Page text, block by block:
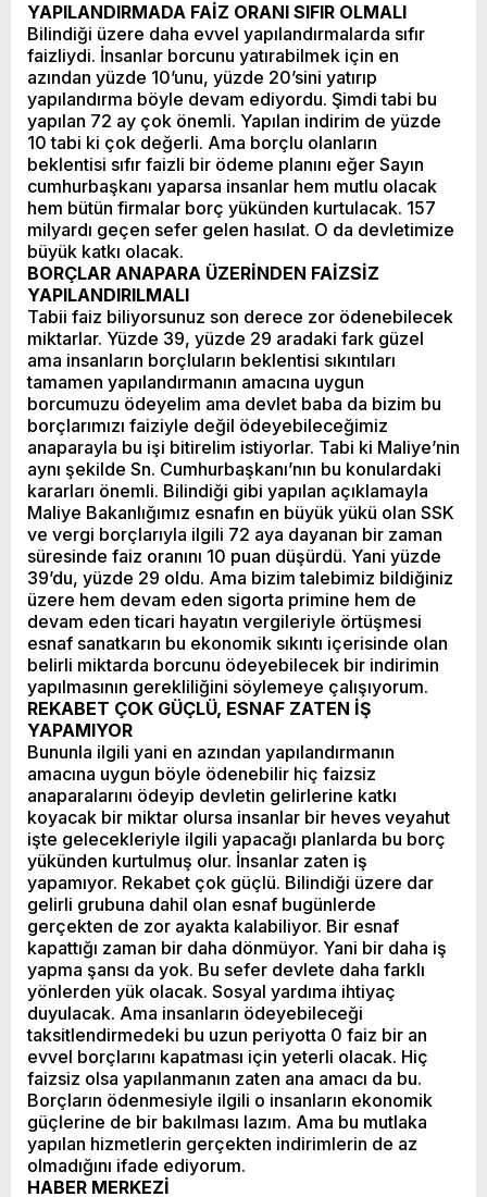
YAPILANDIRMADA FAİZ ORANI SIFIR OLMALI
Bilindiği üzere daha evvel yapılandırmalarda sıfır
faizliydi. İnsanlar borcunu yatırabilmek için en
azından yüzde 10’unu, yüzde 20’sini yatırıp
yapılandırma böyle devam ediyordu. Şimdi tabi bu
yapılan 72 ay çok önemli. Yapılan indirim de yüzde
10 tabi ki çok değerli. Ama borçlu olanların
beklentisi sıfır faizli bir ödeme planını eğer Sayın
cumhurbaşkanı yaparsa insanlar hem mutlu olacak
hem bütün firmalar borç yükünden kurtulacak. 157
milyardı geçen sefer gelen hasılat. O da devletimize
büyük katkı olacak.
BORÇLAR ANAPARA ÜZERİNDEN FAİZSİZ
YAPILANDIRILMALI
Tabii faiz biliyorsunuz son derece zor ödenebilecek
miktarlar. Yüzde 39, yüzde 29 aradaki fark güzel
ama insanların borçluların beklentisi sıkıntıları
tamamen yapılandırmanın amacına uygun
borcumuzu ödeyelim ama devlet baba da bizim bu
borçlarımızı faiziyle değil ödeyebileceğimiz
anaparayla bu işi bitirelim istiyorlar. Tabi ki Maliye’nin
aynı şekilde Sn. Cumhurbaşkanı’nın bu konulardaki
kararları önemli. Bilindiği gibi yapılan açıklamayla
Maliye Bakanlığımız esnafın en büyük yükü olan SSK
ve vergi borçlarıyla ilgili 72 aya dayanan bir zaman
süresinde faiz oranını 10 puan düşürdü. Yani yüzde
39’du, yüzde 29 oldu. Ama bizim talebimiz bildiğiniz
üzere hem devam eden sigorta primine hem de
devam eden ticari hayatın vergileriyle örtüşmesi
esnaf sanatkarın bu ekonomik sıkıntı içerisinde olan
belirli miktarda borcunu ödeyebilecek bir indirimin
yapılmasının gerekliliğini söylemeye çalışıyorum.
REKABET ÇOK GÜÇLÜ, ESNAF ZATEN İŞ
YAPAMIYOR
Bununla ilgili yani en azından yapılandırmanın
amacına uygun böyle ödenebilir hiç faizsiz
anaparalarını ödeyip devletin gelirlerine katkı
koyacak bir miktar olursa insanlar bir heves veyahut
işte gelecekleriyle ilgili yapacağı planlarda bu borç
yükünden kurtulmuş olur. İnsanlar zaten iş
yapamıyor. Rekabet çok güçlü. Bilindiği üzere dar
gelirli grubuna dahil olan esnaf bugünlerde
gerçekten de zor ayakta kalabiliyor. Bir esnaf
kapattığı zaman bir daha dönmüyor. Yani bir daha iş
yapma şansı da yok. Bu sefer devlete daha farklı
yönlerden yük olacak. Sosyal yardıma ihtiyaç
duyulacak. Ama insanların ödeyebileceği
taksitlendirmedeki bu uzun periyotta 0 faiz bir an
evvel borçlarını kapatması için yeterli olacak. Hiç
faizsiz olsa yapılanmanın zaten ana amacı da bu.
Borçların ödenmesiyle ilgili o insanların ekonomik
güçlerine de bir bakılması lazım. Ama bu mutlaka
yapılan hizmetlerin gerçekten indirimlerin de az
olmadığını ifade ediyorum.
HABER MERKEZİ